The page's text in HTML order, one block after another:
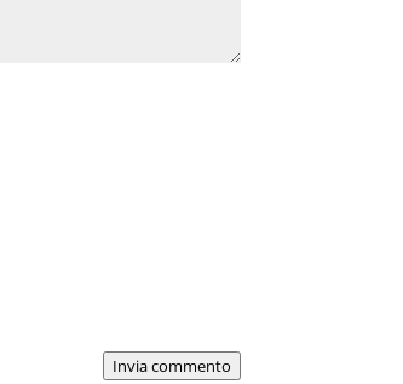
Invia commento